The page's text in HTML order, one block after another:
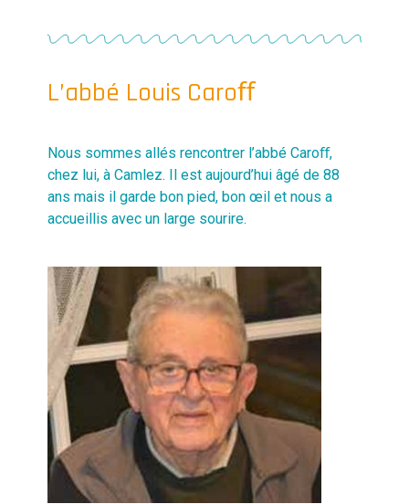
L’abbé Louis Caroﬀ
Nous sommes allés rencontrer l’abbé Caroﬀ,
chez lui, à Camlez. Il est aujourd’hui âgé de 88
ans mais il garde bon pied, bon œil et nous a
accueillis avec un large sourire.